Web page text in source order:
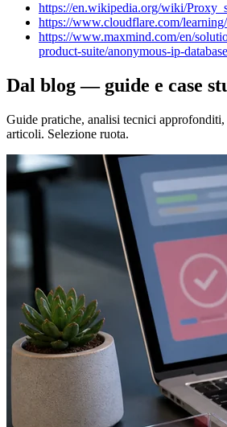
https://en.wikipedia.org/wiki/
https://www.cloudflare.com/
https://www.maxmind.com/en/
product-suite/anonymous-ip-database
Dal blog — guide e case
Guide pratiche, analisi tecnici
articoli. Selezione ruota.